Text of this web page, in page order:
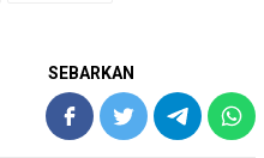
SEBARKAN